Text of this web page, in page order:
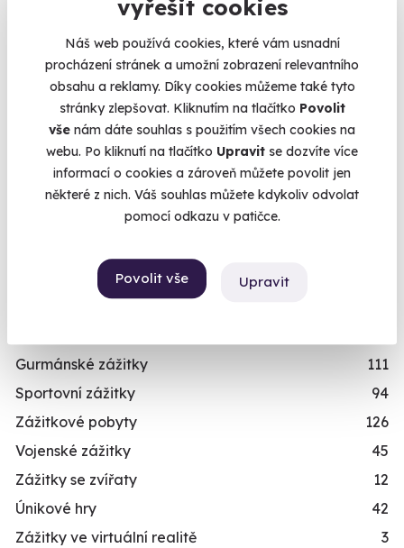
vyřešit cookies
Náš web používá cookies, které vám usnadní
procházení stránek a umožní zobrazení relevantního
obsahu a reklamy. Díky cookies můžeme také tyto
stránky zlepšovat. Kliknutím na tlačítko Povolit
vše nám dáte souhlas s použitím všech cookies na
webu. Po kliknutí na tlačítko Upravit se dozvíte více
informací o cookies a zároveň můžete povolit jen
některé z nich. Váš souhlas můžete kdykoliv odvolat
pomocí odkazu v patičce.
Povolit vše Upravit
Kalendář volných
termínů
Termíny pro zvolenou variantu:
Chcete rezervovat termín?
Objednat poukaz
rezervujte vy nebo obdarovaný později.
Již mám poukaz
Vše bylo perfektní
Zobrazit 15 dalších
2 »
Povolání na zkoušku
Gurmánské zážitky
111
Sportovní zážitky
94
Zážitkové pobyty
126
Vojenské zážitky
45
Zážitky se zvířaty
12
Únikové hry
42
Zážitky ve virtuální realitě
3